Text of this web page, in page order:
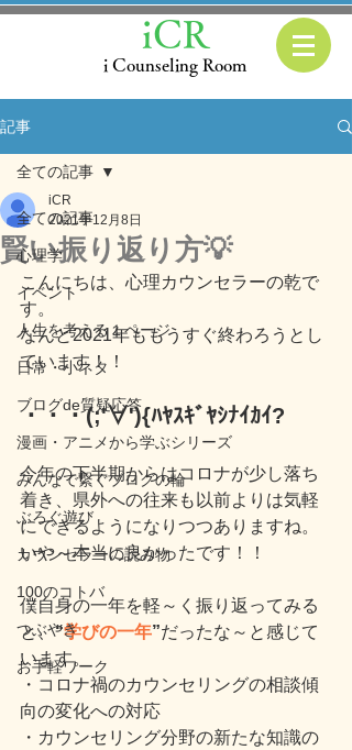
i Counseling Room
iCR
記事
全ての記事
心理学
イベント
人生を考える１ページ
日常・小ネタ
ブログde質疑応答
漫画・アニメから学ぶシリーズ
みんなで繋ぐブログの輪
ぶろぐ遊び
カウンセラーの読み物
100のコトバ
つぶやき
お手軽ワーク
全ての記事
賢い振り返り方💡
iCR
2021年12月8日
こんにちは、心理カウンセラーの乾で
す。
なんと2021年ももうすぐ終わろうとし
ています！！
・・・(;'∀'){ﾊﾔｽｷﾞﾔｼﾅｲｶｲ?
今年の下半期からはコロナが少し落ち
着き、県外への往来も以前よりは気軽
にできるようになりつつありますね。
いや～本当に良かったです！！
僕自身の一年を軽～く振り返ってみる
と、“学びの一年”だったな～と感じて
います。
・コロナ禍のカウンセリングの相談傾
向の変化への対応
・カウンセリング分野の新たな知識の